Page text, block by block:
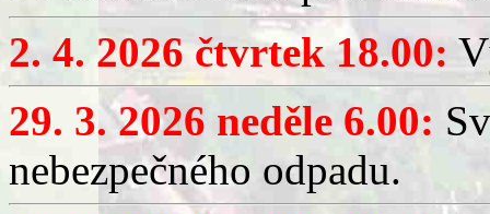
2. 4. 2026 čtvrtek 18.00:
29. 3. 2026 neděle 6.00:
nebezpečného odpadu.